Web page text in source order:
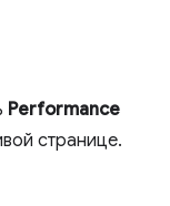
Performance
странице.